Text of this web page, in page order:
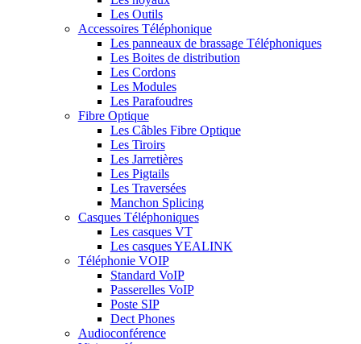
Les Outils
Accessoires Téléphonique
Les panneaux de brassage Téléphoniques
Les Boites de distribution
Les Cordons
Les Modules
Les Parafoudres
Fibre Optique
Les Câbles Fibre Optique
Les Tiroirs
Les Jarretières
Les Pigtails
Les Traversées
Manchon Splicing
Casques Téléphoniques
Les casques VT
Les casques YEALINK
Téléphonie VOIP
Standard VoIP
Passerelles VoIP
Poste SIP
Dect Phones
Audioconférence